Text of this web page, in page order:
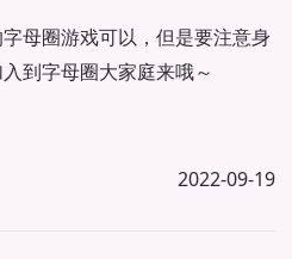
母圈游戏可以，但是要注意身
到字母圈大家庭来哦～
2022-09-19